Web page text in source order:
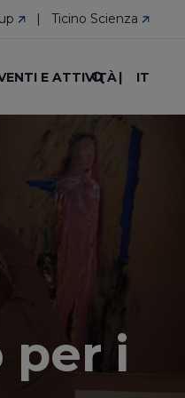
Ticino Scienza
E ATTIVITÀ IT
per i